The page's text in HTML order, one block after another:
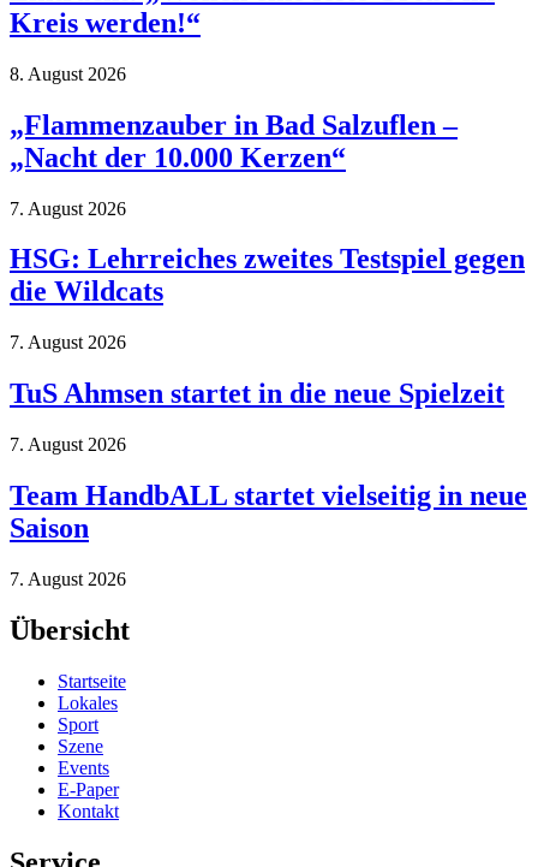
Kreis werden!“
8. August 2026
„Flammenzauber in Bad Salzuflen –
„Nacht der 10.000 Kerzen“
7. August 2026
HSG: Lehrreiches zweites Testspiel gegen
die Wildcats
7. August 2026
TuS Ahmsen startet in die neue Spielzeit
7. August 2026
Team HandbALL startet vielseitig in neue
Saison
7. August 2026
Übersicht
Startseite
Lokales
Sport
Szene
Events
E-Paper
Kontakt